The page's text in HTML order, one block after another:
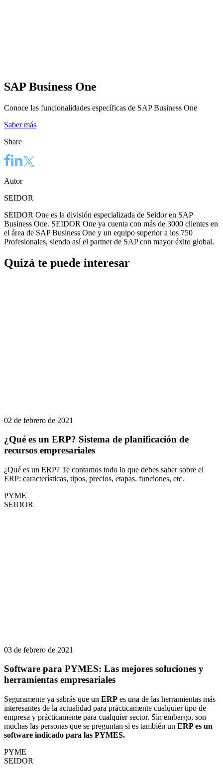
SAP Business One
Conoce las funcionalidades específicas de SAP Business One
Saber más
Share
Autor
SEIDOR
SEIDOR One es la división especializada de Seidor en SAP
Business One. SEIDOR One ya cuenta con más de 3000 clientes en
el área de SAP Business One y un equipo superior a los 750
Profesionales, siendo así el partner de SAP con mayor éxito global.
Quizá te puede interesar
02 de febrero de 2021
¿Qué es un ERP? Sistema de planificación de
recursos empresariales
¿Qué es un ERP? Te contamos todo lo que debes saber sobre el
ERP: características, tipos, precios, etapas, funciones, etc.
PYME
SEIDOR
03 de febrero de 2021
Software para PYMES: Las mejores soluciones y
herramientas empresariales
Seguramente ya sabrás que un ERP es una de las herramientas más
interesantes de la actualidad para prácticamente cualquier tipo de
empresa y prácticamente para cualquier sector. Sin embargo, son
muchas las personas que se preguntan si es también un ERP es un
software indicado para las PYMES.
PYME
SEIDOR